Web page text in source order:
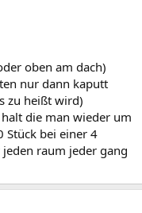
oben am dach)
nur dann kaputt
zu heißt wird)
die man wieder um
Stück bei einer 4
raum jeder gang